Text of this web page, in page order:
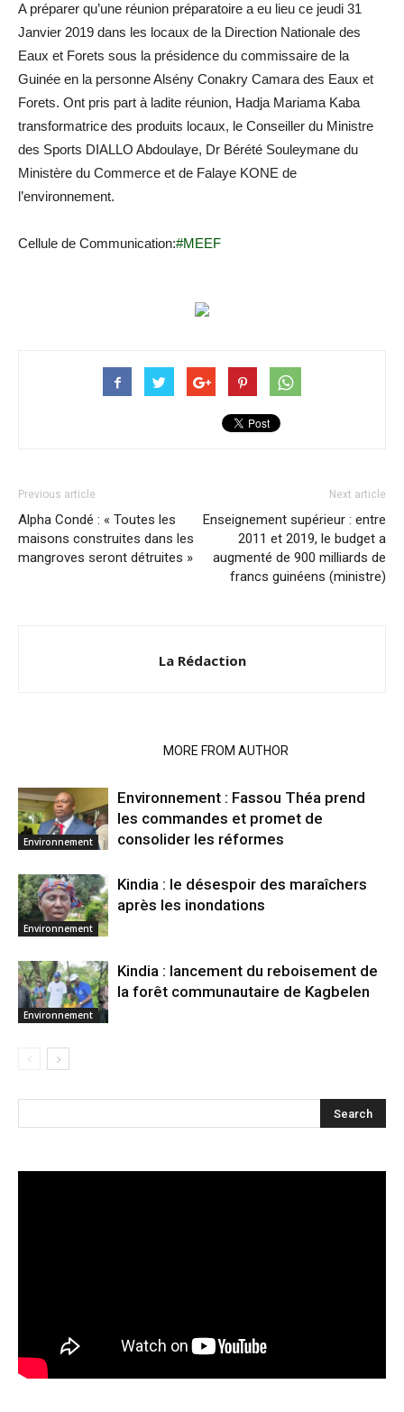
A préparer qu’une réunion préparatoire a eu lieu ce jeudi 31
Janvier 2019 dans les locaux de la Direction Nationale des
Eaux et Forets sous la présidence du commissaire de la
Guinée en la personne Alsény Conakry Camara des Eaux et
Forets. Ont pris part à ladite réunion, Hadja Mariama Kaba
transformatrice des produits locaux, le Conseiller du Ministre
des Sports DIALLO Abdoulaye, Dr Bérété Souleymane du
Ministère du Commerce et de Falaye KONE de
l’environnement.
Cellule de Communication:#MEEF
Previous article
Alpha Condé : « Toutes les
maisons construites dans les
mangroves seront détruites »
Next article
Enseignement supérieur : entre
2011 et 2019, le budget a
augmenté de 900 milliards de
francs guinéens (ministre)
La Rédaction
MORE FROM AUTHOR
Environnement
Environnement : Fassou Théa prend
les commandes et promet de
consolider les réformes
Environnement
Kindia : le désespoir des maraîchers
après les inondations
Environnement
Kindia : lancement du reboisement de
la forêt communautaire de Kagbelen